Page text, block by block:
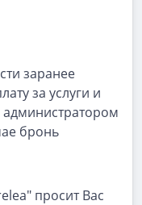
заранее
за услуги и
администратором
бронь
просит Вас